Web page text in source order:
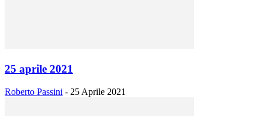
25 aprile 2021
Roberto Passini - 25 Aprile 2021